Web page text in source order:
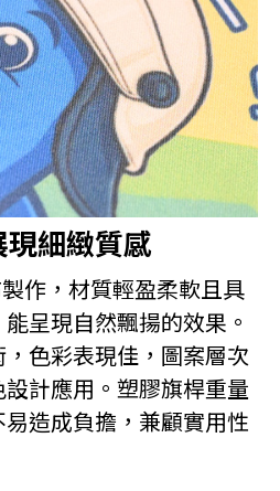
細緻質感
作，材質輕盈柔軟且具
呈現自然飄揚的效果。
色彩表現佳，圖案層次
計應用。塑膠旗桿重量
造成負擔，兼顧實用性